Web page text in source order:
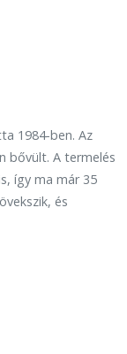
1984-ben. Az
bővült. A termelés
így ma már 35
és